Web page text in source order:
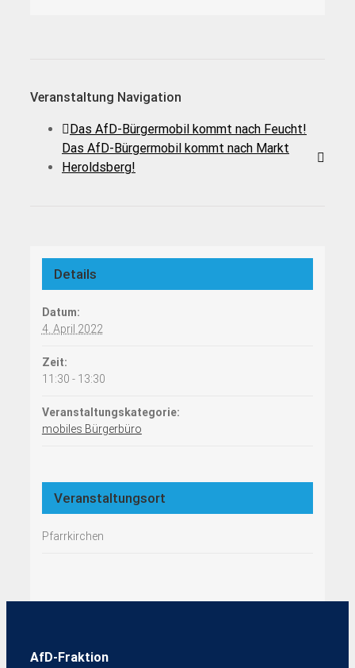
Veranstaltung Navigation
Das AfD-Bürgermobil kommt nach Feucht!
Das AfD-Bürgermobil kommt nach Markt
Heroldsberg!
Details
Datum:
4. April 2022
Zeit:
11:30 - 13:30
Veranstaltungskategorie:
mobiles Bürgerbüro
Veranstaltungsort
Pfarrkirchen
AfD-Fraktion